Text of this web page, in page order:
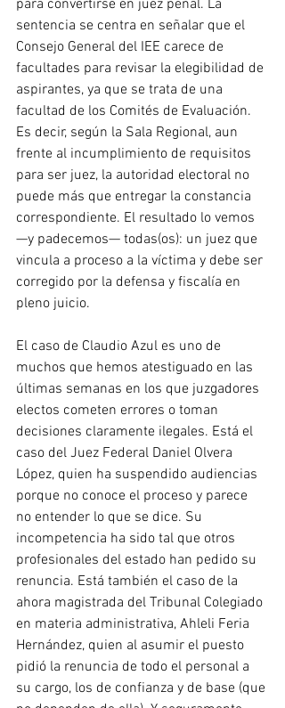
para convertirse en juez penal. La
sentencia se centra en señalar que el
Consejo General del IEE carece de
facultades para revisar la elegibilidad de
aspirantes, ya que se trata de una
facultad de los Comités de Evaluación.
Es decir, según la Sala Regional, aun
frente al incumplimiento de requisitos
para ser juez, la autoridad electoral no
puede más que entregar la constancia
correspondiente. El resultado lo vemos
—y padecemos— todas(os): un juez que
vincula a proceso a la víctima y debe ser
corregido por la defensa y fiscalía en
pleno juicio.
El caso de Claudio Azul es uno de
muchos que hemos atestiguado en las
últimas semanas en los que juzgadores
electos cometen errores o toman
decisiones claramente ilegales. Está el
caso del Juez Federal Daniel Olvera
López, quien ha suspendido audiencias
porque no conoce el proceso y parece
no entender lo que se dice. Su
incompetencia ha sido tal que otros
profesionales del estado han pedido su
renuncia. Está también el caso de la
ahora magistrada del Tribunal Colegiado
en materia administrativa, Ahleli Feria
Hernández, quien al asumir el puesto
pidió la renuncia de todo el personal a
su cargo, los de confianza y de base (que